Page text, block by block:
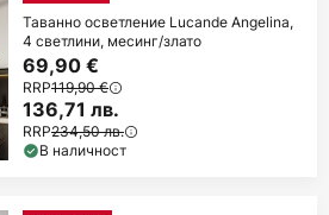
Таванно осветление Lucande Angelina,
4 светлини, месинг/злато
69,90 €
RRP119,90 €
136,71 лв.
RRP234,50 лв.
В наличност